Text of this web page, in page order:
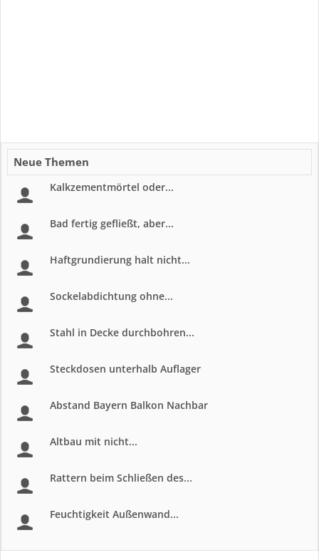
Neue Themen
Kalkzementmörtel oder...
Bad fertig gefließt, aber...
Haftgrundierung halt nicht...
Sockelabdichtung ohne...
Stahl in Decke durchbohren...
Steckdosen unterhalb Auflager
Abstand Bayern Balkon Nachbar
Altbau mit nicht...
Rattern beim Schließen des...
Feuchtigkeit Außenwand...